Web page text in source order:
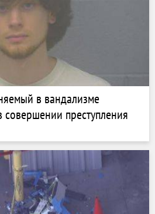
в вандализме
совершении преступления